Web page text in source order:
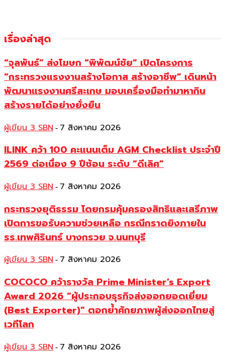
เรื่องล่าสุด
“จุลพันธ์” ส่งโฆษก “พิพัฒน์ชัย” เปิดโครงการ
“กระทรวงแรงงานสร้างโอกาส สร้างอาชีพ” เดินหน้า
พัฒนาแรงงานศรีสะเกษ มอบเครื่องมือทำมาหากิน
สร้างรายได้อย่างยั่งยืน
ผู้เขียน 3 SBN - 7 สิงหาคม 2026
ILINK คว้า 100 คะแนนเต็ม AGM Checklist ประจำปี
2569 ต่อเนื่อง 9 ปีซ้อน ระดับ “ดีเลิศ”
ผู้เขียน 3 SBN - 7 สิงหาคม 2026
กระทรวงยุติธรรม โดยกรมคุ้มครองสิทธิและเสรีภาพ
เปิดการขอรับความช่วยเหลือ กรณีกราดยิงภายใน
รร.เทพศิรินทร์ บางกรวย จ.นนทบุรี
ผู้เขียน 3 SBN - 7 สิงหาคม 2026
COCOCO คว้ารางวัล Prime Minister’s Export
Award 2026 “ผู้ประกอบธุรกิจส่งออกยอดเยี่ยม
(Best Exporter)” ตอกย้ำศักยภาพผู้ส่งออกไทยสู่
เวทีโลก
ผู้เขียน 3 SBN - 7 สิงหาคม 2026